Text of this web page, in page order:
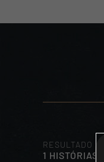
RESULTADO
1 HISTÓRIAS